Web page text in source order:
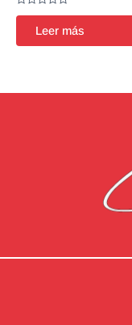
Valorado
de
Leer más